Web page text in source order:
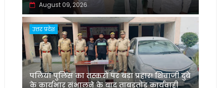
August 09, 2026
उत्तर प्रदेश
पलिया पुलिस का तस्करों पर बड़ा प्रहार! शिवाजी दुबे
के कार्यभार संभालने के बाद ताबड़तोड़ कार्यवाही